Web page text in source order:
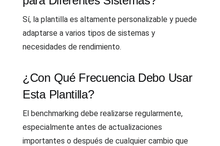
Sí, la plantilla es altamente personalizable y puede
adaptarse a varios tipos de sistemas y
necesidades de rendimiento.
¿Con Qué Frecuencia Debo Usar
Esta Plantilla?
El benchmarking debe realizarse regularmente,
especialmente antes de actualizaciones
importantes o después de cualquier cambio que